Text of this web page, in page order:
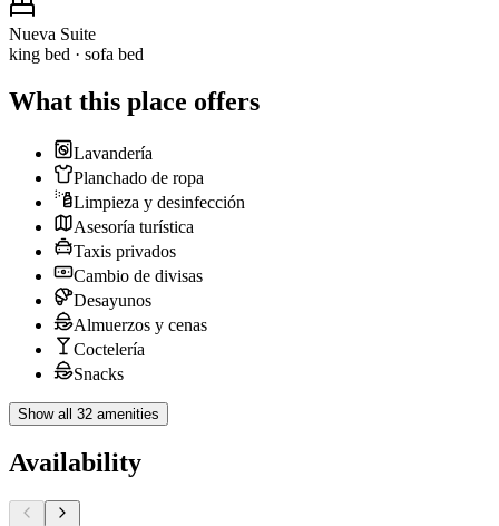
Nueva Suite
king bed · sofa bed
What this place offers
Lavandería
Planchado de ropa
Limpieza y desinfección
Asesoría turística
Taxis privados
Cambio de divisas
Desayunos
Almuerzos y cenas
Coctelería
Snacks
Show all 32 amenities
Availability